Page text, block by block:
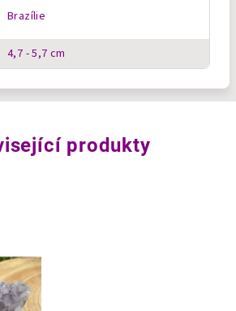
Brazílie
4,7 - 5,7 cm
produkty